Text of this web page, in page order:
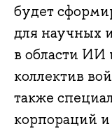
будет
для научных
в области ИИ
коллектив
также
корпораций